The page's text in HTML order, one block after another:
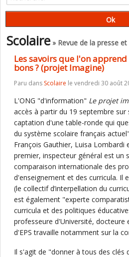
Scolaire» Revue de la presse et
Les savoirs que l'on
bons ? (projet Imagine)
Paru dans Scolaire le vendredi 30 août
L'ONG "d'information" Le projet
accès à partir du 19 septembre sur
captation d'une table-ronde qui
du système scolaire français
François Gauthier, Luisa Lombardi
premier, inspecteur général est un
comparaison internationale des
d'enseignement et des curricula. Il
(le collectif d’interpellation du
est également "experte
curricula et des politiques
professeure d'Université, docteure
d'EPS travaille notamment sur la
Il s'agit de "donner à tous des clés